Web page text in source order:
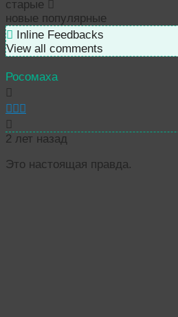
старые
новые популярные
Inline Feedbacks
View all comments
Росомаха
2 лет назад
Это настоящая правда.